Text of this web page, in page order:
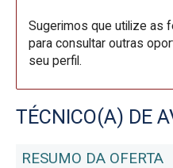
Sugerimos que utilize as
para consultar outras
seu perfil.
TÉCNICO(A) DE
RESUMO DA OFERTA